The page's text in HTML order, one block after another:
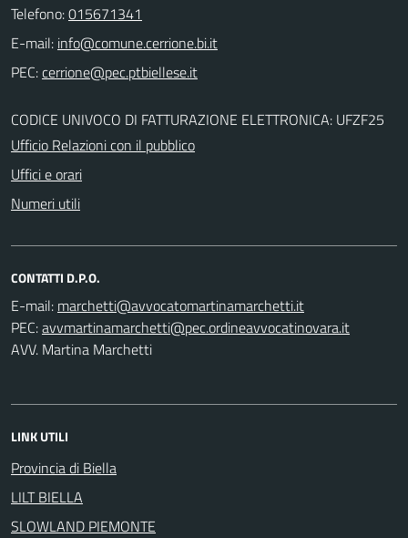
Telefono:015671341
E-mail:
PEC:
CODICE UNIVOCO DI FATTURAZIONE ELETTRONICA: UFZF25
Ufficio Relazioni con il pubblico
Uffici e orari
Numeri utili
CONTATTI D.P.O.
E-mail:
PEC:
AVV. Martina Marchetti
LINK UTILI
Provincia di Biella
LILT BIELLA
SLOWLAND PIEMONTE